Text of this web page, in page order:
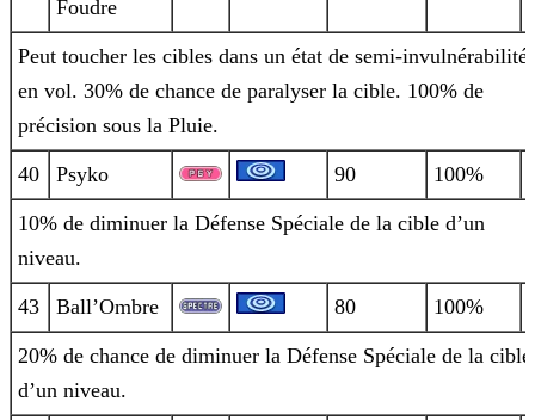
Foudre
Peut toucher les cibles dans un état de semi-invulnérabilité
en vol. 30% de chance de paralyser la cible. 100% de
précision sous la Pluie.
40 Psyko 90 100%
10% de diminuer la Défense Spéciale de la cible d’un
niveau.
43 Ball’Ombre 80 100%
20% de chance de diminuer la Défense Spéciale de la cible
d’un niveau.